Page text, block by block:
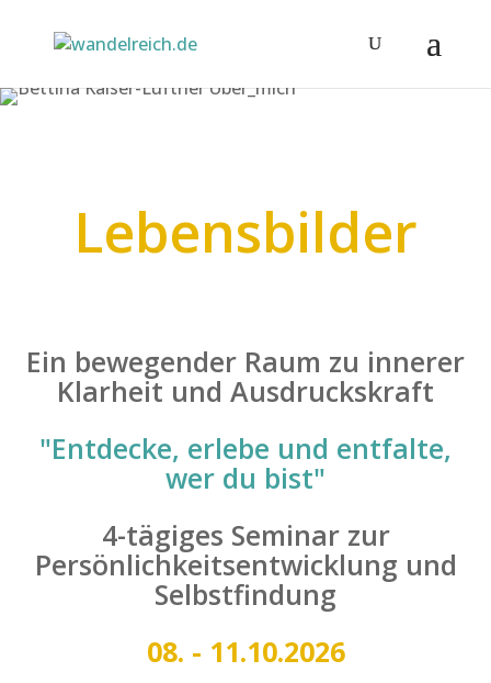
Lebensbilder
Ein bewegender Raum zu innerer
Klarheit und Ausdruckskraft
"Entdecke, erlebe und entfalte,
wer du bist"
4-tägiges Seminar zur
Persönlichkeitsentwicklung und
Selbstfindung
08. - 11.10.2026